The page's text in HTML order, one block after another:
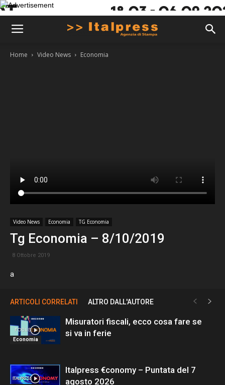
Home Video News Economia
Video News Economia TG Economia
Tg Economia – 8/10/2019
8 Ottobre 2019
a
ARTICOLI CORRELATI ALTRO DALL'AUTORE
Economia
Misuratori fiscali, ecco cosa fare se
si va in ferie
Italpress €conomy – Puntata del 7
agosto 2026